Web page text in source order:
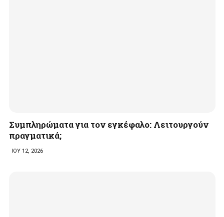
Συμπληρώματα για τον εγκέφαλο: Λειτουργούν
πραγματικά;
ΙΟΥ 12, 2026